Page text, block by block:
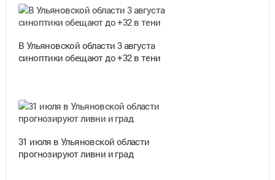
В Ульяновской области 3 августа
синоптики обещают до +32 в тени
31 июля в Ульяновской области
прогнозируют ливни и град